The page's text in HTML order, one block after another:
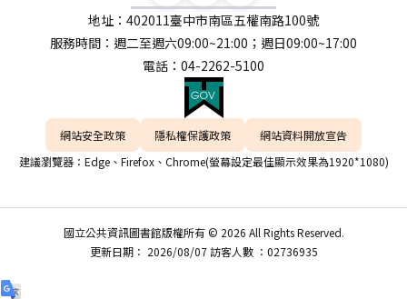
地址：402011臺中市南區五權南路100號
服務時間：週二至週六09:00~21:00；週日09:00~17:00
電話：04-2262-5100
網站安全政策 隱私權保護政策
網站資料開放宣告
建議瀏覽器：Edge、Firefox、Chrome(螢幕設定最佳顯示效果為1920*1080)
國立公共資訊圖書館版權所有 © 2026 All Rights Reserved.
更新日期： 2026/08/07 訪客人數 ：02736935